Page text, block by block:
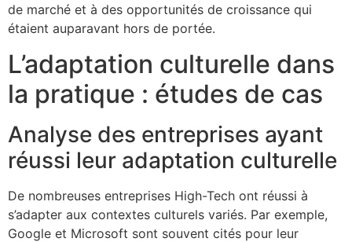
de marché et à des opportunités de croissance qui
étaient auparavant hors de portée.
L’adaptation culturelle dans
la pratique : études de cas
Analyse des entreprises ayant
réussi leur adaptation culturelle
De nombreuses entreprises High-Tech ont réussi à
s’adapter aux contextes culturels variés. Par exemple,
Google et Microsoft sont souvent cités pour leur